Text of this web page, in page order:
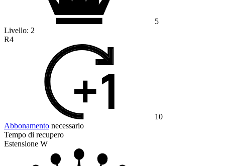
5
Livello: 2
R4
10
Abbonamento necessario
Tempo di recupero
Estensione W